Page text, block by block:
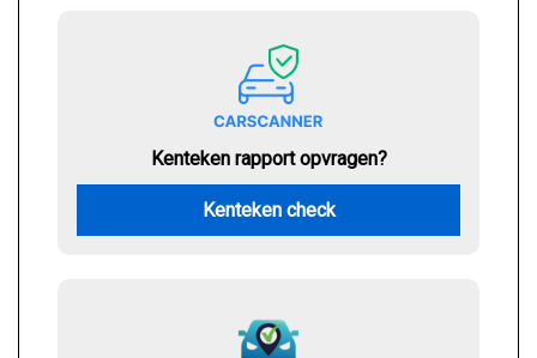
Kenteken rapport opvragen?
Kenteken check